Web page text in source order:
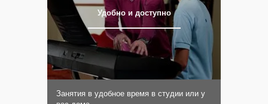
Удобно и доступно
Занятия в удобное время в студии или у